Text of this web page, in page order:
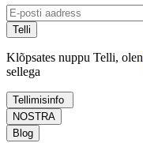
Telli
Klõpsates nuppu Telli, olen
sellega
Tellimisinfo
NOSTRA
Blog